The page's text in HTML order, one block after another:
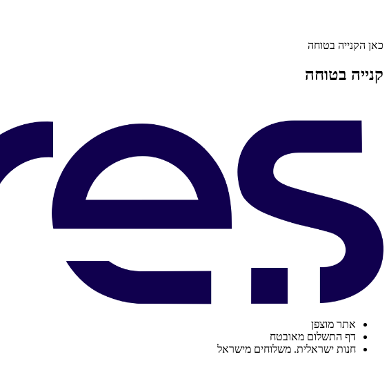
כאן הקנייה בטוחה
קנייה בטוחה
אתר מוצפן
דף התשלום מאובטח
חנות ישראלית. משלוחים מישראל